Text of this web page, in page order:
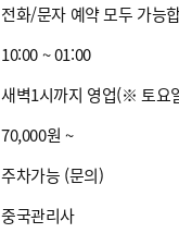
전화/문자 예약 모두 가능
10:00 ~ 01:00
새벽1시까지 영업(※ 토요
70,000원 ~
주차가능 (문의)
중국관리사